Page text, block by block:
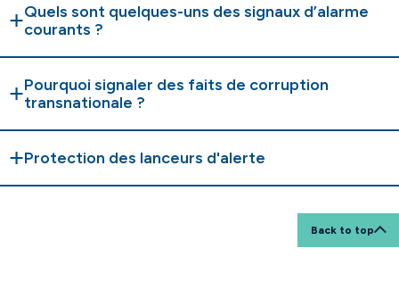
Quels sont quelques-uns des signaux d’alarme
courants ?
Pourquoi signaler des faits de corruption
transnationale ?
Protection des lanceurs d'alerte
Back to top